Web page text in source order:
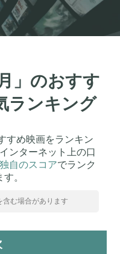
」のおすす
ランキング
すめ映画をランキン
ンターネット上の口
独自のスコアでランク
。
む場合があります